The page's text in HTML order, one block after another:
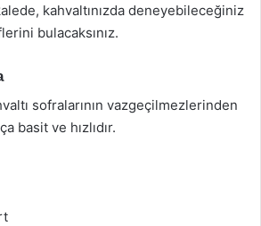
kahvaltınızda deneyebileceğiniz
bulacaksınız.
sofralarının vazgeçilmezlerinden
basit ve hızlıdır.